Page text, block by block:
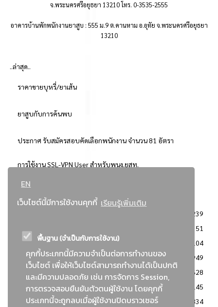
EN
เว็บไซต์นี้มีการใช้งานคุกกี้ เรียนรู้เพิ่มเติม
พื้นฐาน (จำเป็นกับการใช้งาน)
คุกกี้ประเภทนี้มีความจำเป็นต่อการทำงานของ
เว็บไซต์ เพื่อให้เว็บไซต์สามารถทำงานได้เป็นปกติ
และมีความปลอดภัย เช่น การจัดการ Session,
การตรวจสอบยืนยันตัวตนผู้ใช้งาน โดยคุกกี้
ประเภทนี้จะถูกลบเมื่อผู้ใช้งานปิดบราวเซอร์
จ.พระนครศรีอยุธยา 13210 โทร. 0-3535-2555
อาคารบ้านพักพนักงานยาสูบ : 555 ม.9 ต.คานหาม อ.อุทัย จ.พระนครศรีอยุธยา
13210
..ล่าสุด..
ราคาขายบุหรี่/ยาเส้น
ยาสูบกับการค้นพบ
ประกาศ รับสมัครสอบคัดเลือกพนักงาน จำนวน 81 อัตรา
การใช้งาน SSL-VPN User สำหรับพนง.ยสท.
..ยอดนิยม..
3239
2351
: วิธีเฉพาะเจาะจง
2104
ข่าวสาร/ประกาศ
1949
: เอกสารส่งเสริมความโปร่งใสในการจัดซื้อจัดจ้าง
1628
ข่าวสารจัดซื้อจัดจ้าง
1145
: แผนการจัดซื้อจัดจ้าง
834